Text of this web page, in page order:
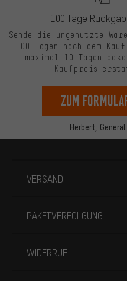
Herbert,
100 Tage
Sende die ungenutzte
100 Tagen nach dem
maximal 10 Tagen
Kaufpreis
zum
VERSAND
PAKETVERFOLGUNG
WIDERRUF